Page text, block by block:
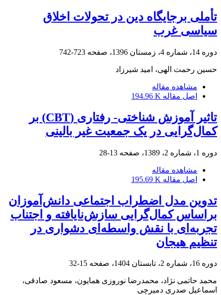
تأملی برجایگاه دین در تحولات اخلاق
سیاسی غرب
دوره 14، شماره 4، زمستان 1396، صفحه 723-742
حسین رحمت الهی، امید شیرزاد
مشاهده مقاله
اصل مقاله 194.96 K
تاثیر آموزش شناختی- رفتاری (CBT) بر
کمال‌گرایی در یک جمعیت غیر بالینی
دوره 1، شماره 2، 1389، صفحه 13-28
مشاهده مقاله
اصل مقاله 195.69 K
تدوین مدل اضطراب اجتماعی دانش‌آموزان
براساس کمال‌گرایی سازش‌نایافته و اجتناب
تجربه‌ای با نقش واسطه‌ای دشواری در
تنظیم هیجان
دوره 16، شماره 2، تابستان 1404، صفحه 15-32
محمد حاتمی نژاد، محمدرضا نوروزی همایون، مسعود صادقی،
اسماعیل صدری دمیرچی